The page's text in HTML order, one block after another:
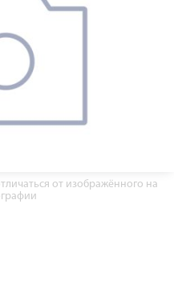
от изображённого на